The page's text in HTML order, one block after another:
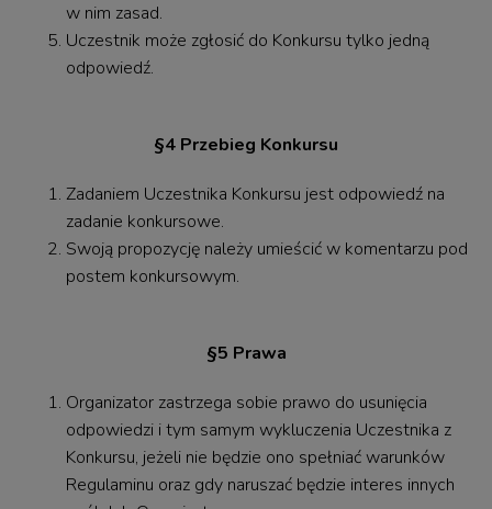
w nim zasad.
Uczestnik może zgłosić do Konkursu tylko jedną
odpowiedź.
§4 Przebieg Konkursu
Zadaniem Uczestnika Konkursu jest odpowiedź na
zadanie konkursowe.
Swoją propozycję należy umieścić w komentarzu pod
postem konkursowym.
§5 Prawa
Organizator zastrzega sobie prawo do usunięcia
odpowiedzi i tym samym wykluczenia Uczestnika z
Konkursu, jeżeli nie będzie ono spełniać warunków
Regulaminu oraz gdy naruszać będzie interes innych